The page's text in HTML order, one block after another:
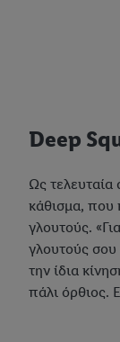
Deep
Ως τελευταία
κάθισμα, που
γλουτούς.
γλουτούς σου
την ίδια
πάλι όρθιος.